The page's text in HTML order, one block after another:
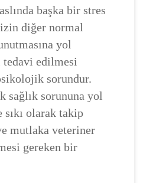
başka bir stres
diğer normal
yol
edilmesi
sorundur.
sağlık sorununa yol
olarak takip
mutlaka veteriner
gereken bir